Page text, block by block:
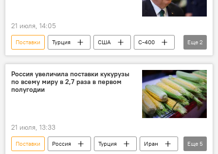
21 июля, 14:05
Поставки Турция США
С-400
Вооружение
F-35
Еще 2
Россия увеличила поставки кукурузы
по всему миру в 2,7 раза в первом
полугодии
21 июля, 13:33
Поставки Россия Турция
Иран
Еще 5